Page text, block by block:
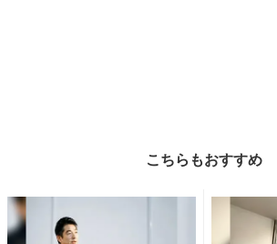
こちらもおすすめ